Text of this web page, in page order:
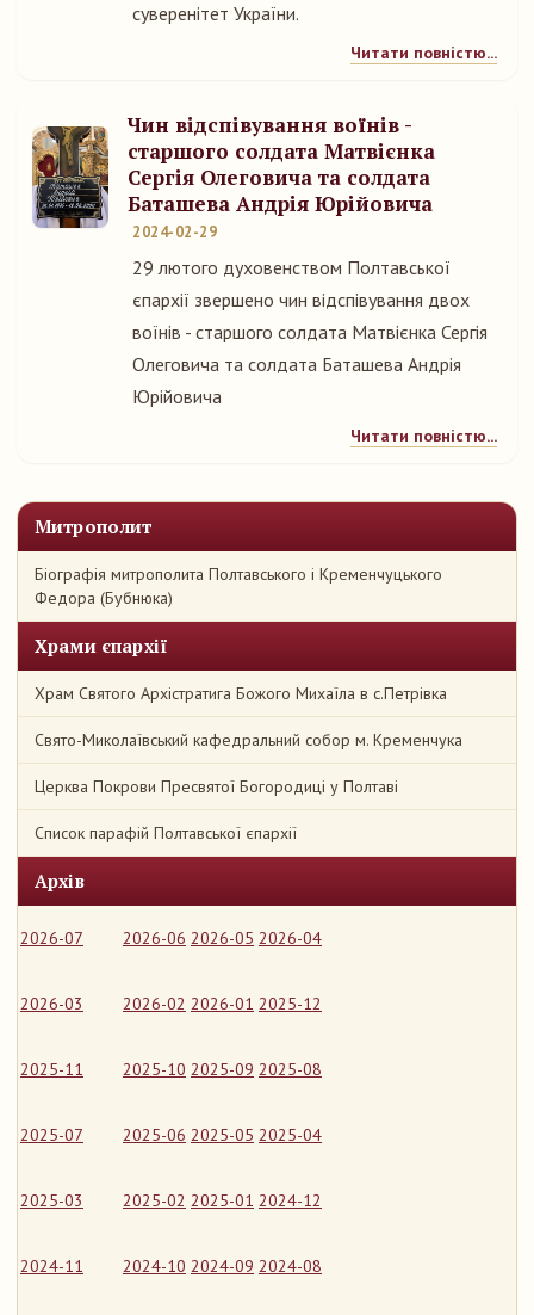
Митрополит
Біографія митрополита Полтавського і Кременчуцького
Федора (Бубнюка)
Храми єпархії
Храм Святого Архістратига Божого Михаїла в с.Петрівка
Свято-Миколаївський кафедральний собор м. Кременчука
Церква Покрови Пресвятої Богородиці у Полтаві
Список парафій Полтавської єпархії
Архів
2026-07 2026-06 2026-05 2026-04
2026-03 2026-02 2026-01 2025-12
2025-11 2025-10 2025-09 2025-08
2025-07 2025-06 2025-05 2025-04
2025-03 2025-02 2025-01 2024-12
2024-11 2024-10 2024-09 2024-08
суверенітет України.
Читати повністю...
Чин відспівування воїнів -
старшого солдата Матвієнка
Сергія Олеговича та солдата
Баташева Андрія Юрійовича
2024-02-29
29 лютого духовенством Полтавської
єпархії звершено чин відспівування двох
воїнів - старшого солдата Матвієнка Сергія
Олеговича та солдата Баташева Андрія
Юрійовича
Читати повністю...